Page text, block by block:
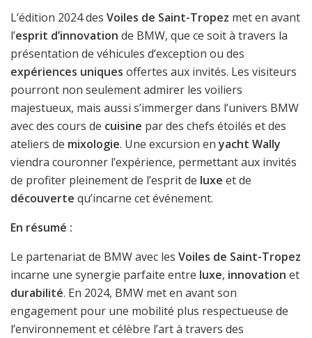
L’édition 2024 des Voiles de Saint-Tropez met en avant
l’esprit d’innovation de BMW, que ce soit à travers la
présentation de véhicules d’exception ou des
expériences uniques offertes aux invités. Les visiteurs
pourront non seulement admirer les voiliers
majestueux, mais aussi s’immerger dans l’univers BMW
avec des cours de cuisine par des chefs étoilés et des
ateliers de mixologie. Une excursion enyacht Wally
viendra couronner l’expérience, permettant aux invités
de profiter pleinement de l’esprit de luxe et de
découverte qu’incarne cet événement.
En résumé :
Le partenariat de BMW avec les Voiles de Saint-Tropez
incarne une synergie parfaite entre luxe, innovation et
durabilité. En 2024, BMW met en avant son
engagement pour une mobilité plus respectueuse de
l’environnement et célèbre l’art à travers des